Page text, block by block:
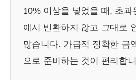
10% 이상을 넣었을 때, 초과
에서 반환하지 않고 그대로
많습니다. 가급적 정확한 금
으로 준비하는 것이 편리합